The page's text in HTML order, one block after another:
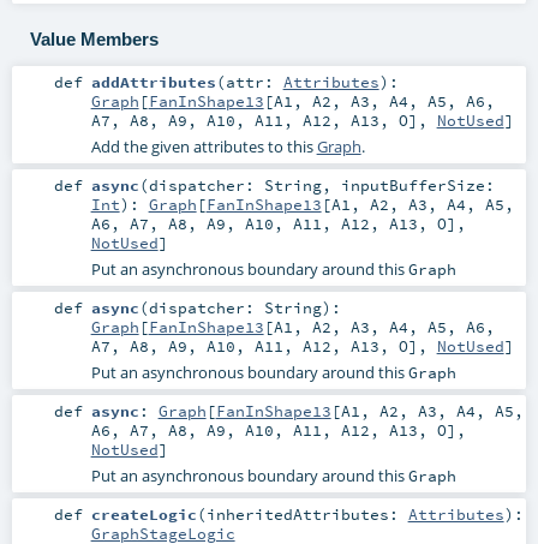
Value Members
def addAttributes(attr: Attributes) :
Graph [FanInShape13 [A1 , A2 , A3 , A4 , A5 , A6 ,
A7 , A8 , A9 , A10 , A11 , A12 , A13 , O], NotUsed]
Add the given attributes to thisGraph.
def async(dispatcher: String, inputBufferSize:
Int) : Graph [FanInShape13 [A1 , A2 , A3 , A4 , A5 ,
A6 , A7 , A8 , A9 , A10 , A11 , A12 , A13 , O],
NotUsed]
Put an asynchronous boundary around thisGraph
def async(dispatcher: String) :
Graph [FanInShape13 [A1 , A2 , A3 , A4 , A5 , A6 ,
A7 , A8 , A9 , A10 , A11 , A12 , A13 , O], NotUsed]
Put an asynchronous boundary around thisGraph
def async : Graph [FanInShape13 [A1 , A2 , A3 , A4 , A5 ,
A6 , A7 , A8 , A9 , A10 , A11 , A12 , A13 , O],
NotUsed]
Put an asynchronous boundary around thisGraph
def createLogic(inheritedAttributes: Attributes) :
GraphStageLogic